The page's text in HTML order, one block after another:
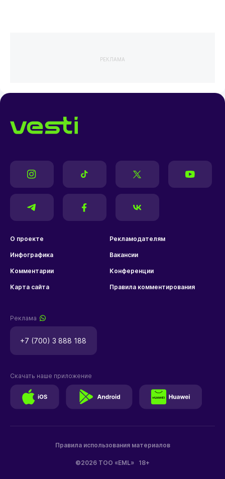
РЕКЛАМА
О проекте Рекламодателям
Инфографика Вакансии
Комментарии Конференции
Карта сайта Правила комментирования
Реклама
+7 (700) 3 888 188
©2026 ТОО «EML» 18+
Правила использования материалов
Скачать наше приложение